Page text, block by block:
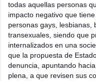
todas aquellas personas
impacto negativo que
personas gays, lesbianas,
transexuales, siendo que
internalizados en una
que la propuesta de
denuncia, apuntando
plena, a que revisen sus